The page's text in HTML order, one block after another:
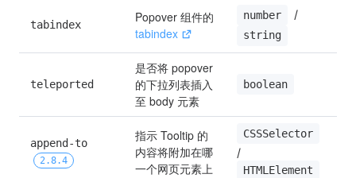
tabindex
tabindex
number /
string
teleported
是否将 popover
的下拉列表插入
至 body 元素
boolean
append-to
2.8.4
指示 Tooltip 的
内容将附加在哪
一个网页元素上
CSSSelector
/
HTMLElement